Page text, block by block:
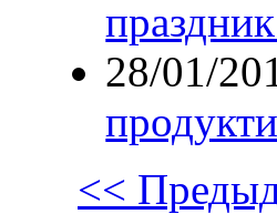
28/01/
<<